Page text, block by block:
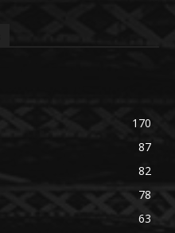
170
87
82
78
63